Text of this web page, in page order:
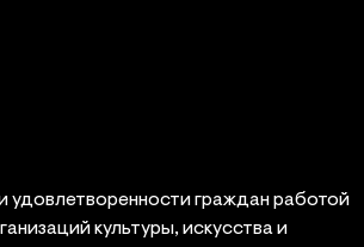
удовлетворенности граждан работой
культуры, искусства и